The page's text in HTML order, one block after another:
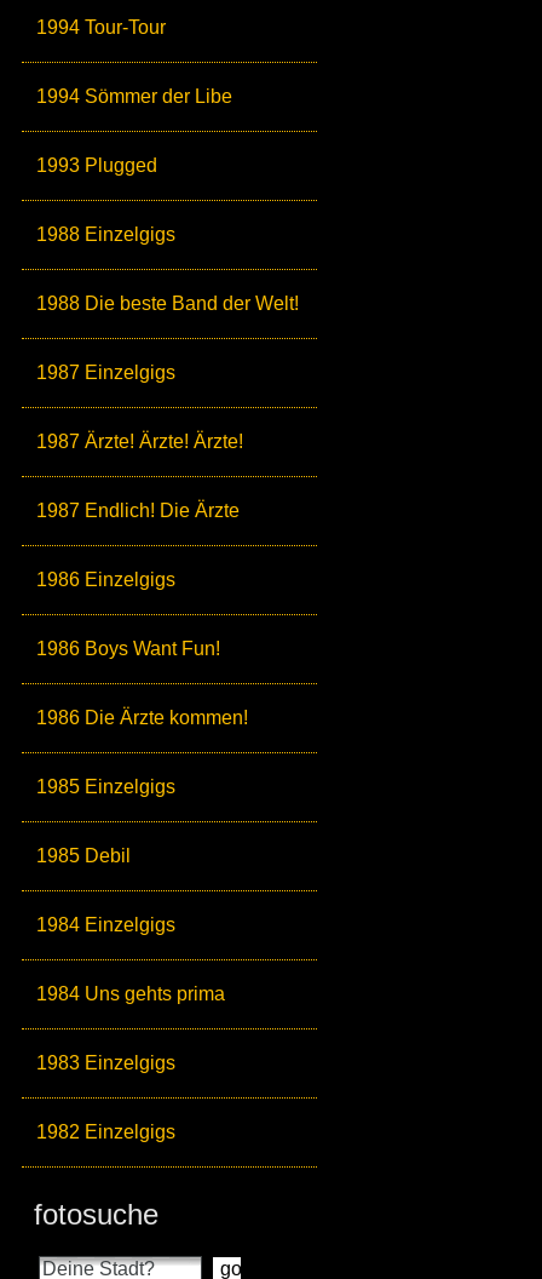
1994 Tour-Tour
1994 Sömmer der Libe
1993 Plugged
1988 Einzelgigs
1988 Die beste Band der Welt!
1987 Einzelgigs
1987 Ärzte! Ärzte! Ärzte!
1987 Endlich! Die Ärzte
1986 Einzelgigs
1986 Boys Want Fun!
1986 Die Ärzte kommen!
1985 Einzelgigs
1985 Debil
1984 Einzelgigs
1984 Uns gehts prima
1983 Einzelgigs
1982 Einzelgigs
fotosuche